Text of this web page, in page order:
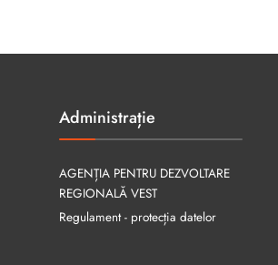
Administrație
AGENȚIA PENTRU DEZVOLTARE
REGIONALĂ VEST
Regulament - protecția datelor